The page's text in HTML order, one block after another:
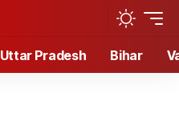
Uttar Pradesh Bihar